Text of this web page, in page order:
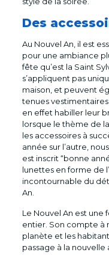
Des
Au Nouvel An, il est
pour une ambiance
fête qu’est la Saint
s’appliquent pas
maison, et peuvent
tenues
en effet habiller leur
lorsque le thème de
les accessoires à
année sur l’autre,
est inscrit “bonne
lunettes en forme de
incontournable du
An.
Le Nouvel An est
entier. Son compte à
planète et les
passage à la